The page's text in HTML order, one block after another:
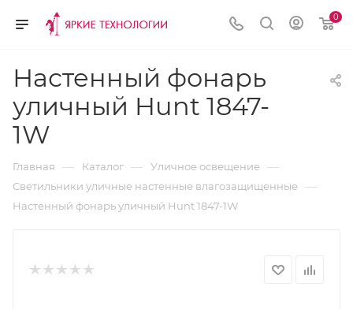
0
Настенный фонарь
уличный Hunt 1847-
1W
Главная — Каталог — Уличное освещение —
Светильники уличные настенные влагозащищенные —
Настенный фонарь уличный Hunt 1847-1W